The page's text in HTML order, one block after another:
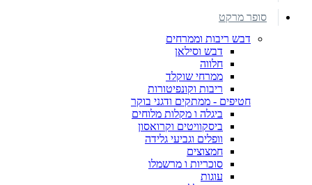
סופר מרקט
דבש ריבות וממרחים
דבש וסילאן
חלווה
ממרחי שוקלד
ריבות וקונפיטורות
חטיפים - ממתקים ודגני בוקר
ביגלה ו מקלות מלוחים
ביסקוויטים וקרואסון
וופלים וגביעי גלידה
חמצוצים
סוכריות ו מרשמלו
עוגות